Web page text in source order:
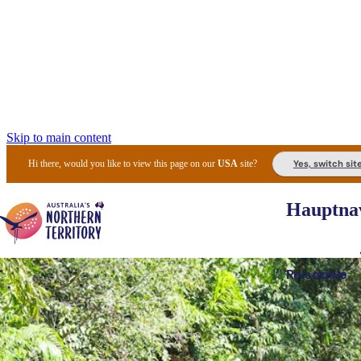
Skip to main content
Hi there, would you like to view this page on ourUSA site? Yes, switch
Reiseziele